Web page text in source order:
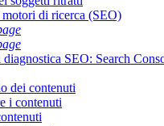
di ricerca (SEO)
SEO: Search
dei contenuti
i contenuti